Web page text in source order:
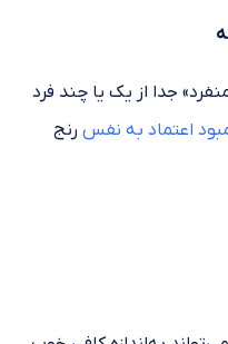
جدا از یک یا چند فرد
اعتماد به نفس رنج